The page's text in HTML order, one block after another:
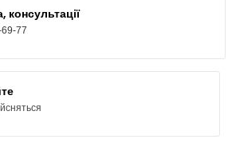
консультації
77